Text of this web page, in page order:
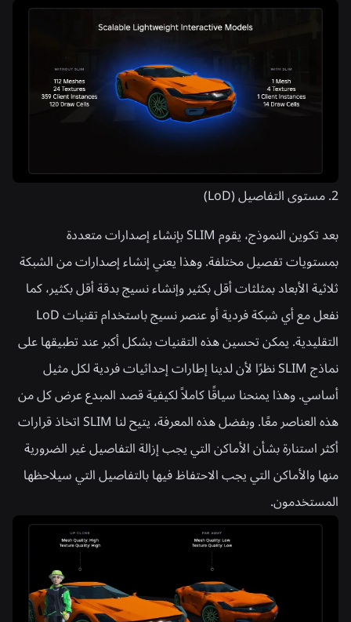
2. مستوى التفاصيل (LoD)
بعد تكوين النموذج، يقوم SLIM بإنشاء إصدارات متعددة
بمستويات تفصيل مختلفة. وهذا يعني إنشاء إصدارات من الشبكة
ثلاثية الأبعاد بمثلثات أقل بكثير وإنشاء نسيج بدقة أقل بكثير، كما
نفعل مع أي شبكة فردية أو عنصر نسيج باستخدام تقنيات LoD
التقليدية. يمكن تحسين هذه التقنيات بشكل أكبر عند تطبيقها على
نماذج SLIM نظرًا لأن لدينا إطارات إحداثيات فردية لكل مثيل
أساسي. وهذا يمنحنا سياقًا كاملاً لكيفية قصد المبدع عرض كل من
هذه العناصر معًا. وبفضل هذه المعرفة، يتيح لنا SLIM اتخاذ قرارات
أكثر استنارة بشأن الأماكن التي يجب إزالة التفاصيل غير الضرورية
منها والأماكن التي يجب الاحتفاظ فيها بالتفاصيل التي سيلاحظها
المستخدمون.